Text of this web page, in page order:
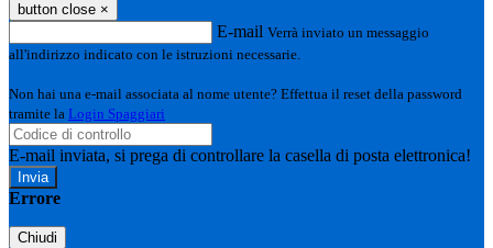
button close ×
E-mail Verrà inviato un messaggio
all'indirizzo indicato con le istruzioni necessarie.
Non hai una e-mail associata al nome utente? Effettua il reset della password
tramite la Login Spaggiari
E-mail inviata, si prega di controllare la casella di posta elettronica!
Errore
Chiudi